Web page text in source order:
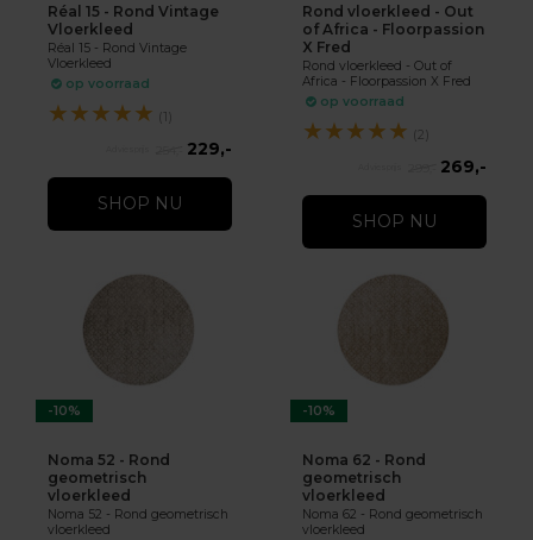
Réal 15 - Rond Vintage
Vloerkleed
Réal 15 - Rond Vintage
Vloerkleed
op voorraad
★★★★★ (1)
229,-
SHOP NU
Rond vloerkleed - Out
of Africa - Floorpassion
X Fred
Rond vloerkleed - Out of
Africa - Floorpassion X Fred
op voorraad
★★★★★ (2)
269,-
SHOP NU
-10%
Noma 52 - Rond
geometrisch
vloerkleed
Noma 52 - Rond geometrisch
vloerkleed
-10%
Noma 62 - Rond
geometrisch
vloerkleed
Noma 62 - Rond geometrisch
vloerkleed